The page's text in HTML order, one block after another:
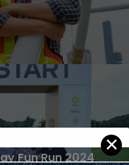
Fun Run 2024
✕